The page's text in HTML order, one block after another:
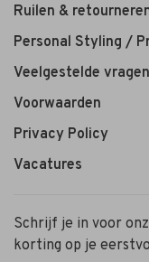
Ruilen &
Personal Styling /
Veelgestelde vragen
Voorwaarden
Privacy Policy
Vacatures
Schrijf je in voor
korting op je